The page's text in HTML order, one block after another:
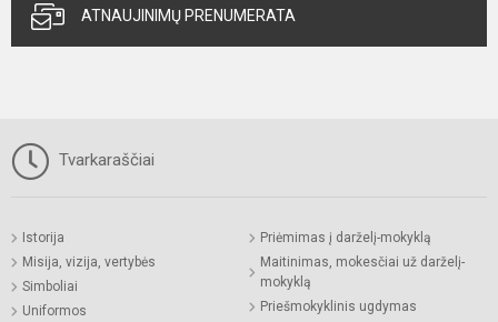
ATNAUJINIMŲ PRENUMERATA
Tvarkaraščiai
Istorija
Misija, vizija, vertybės
Simboliai
Uniformos
Priėmimas į darželį-mokyklą
Maitinimas, mokesčiai už darželį-
mokyklą
Priešmokyklinis ugdymas